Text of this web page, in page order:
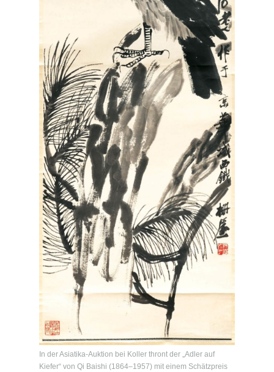
In der Asiatika-Auktion bei Koller thront der „Adler auf
Kiefer“ von Qi Baishi (1864–1957) mit einem Schätzpreis